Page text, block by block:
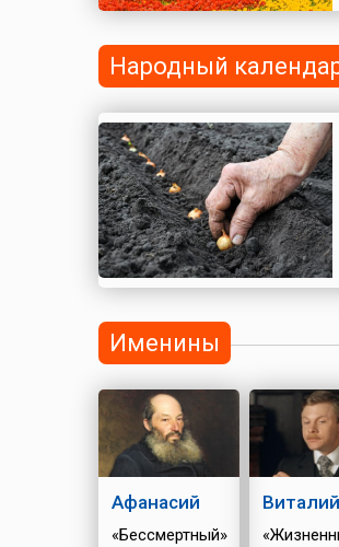
Народный
Именины
Афанасий
«Бессмертный»
Виталий